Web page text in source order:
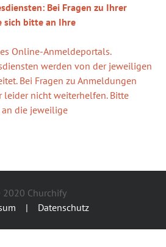
Bei Fragen zu Ihrer
sich bitte an Ihre
Online-Anmeldeportals.
werden von der jeweiligen
Bei Fragen zu Anmeldungen
leider nicht weiterhelfen. Bitte
die jeweilige
Churchify
| Datenschutz